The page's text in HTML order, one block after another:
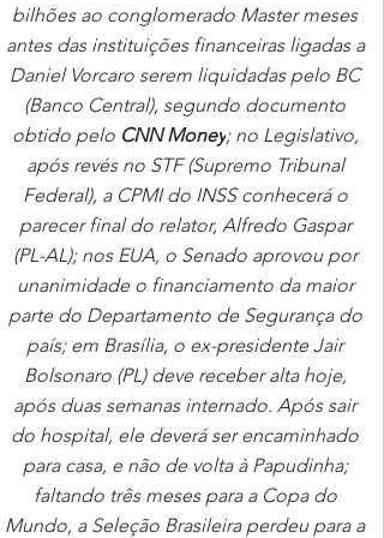
bilhões ao conglomerado Master meses
antes das instituições financeiras ligadas a
Daniel Vorcaro serem liquidadas pelo BC
(Banco Central), segundo documento
obtido pelo CNN Money; no Legislativo,
após revés no STF (Supremo Tribunal
Federal), a CPMI do INSS conhecerá o
parecer final do relator, Alfredo Gaspar
(PL-AL); nos EUA, o Senado aprovou por
unanimidade o financiamento da maior
parte do Departamento de Segurança do
país; em Brasília, o ex-presidente Jair
Bolsonaro (PL) deve receber alta hoje,
após duas semanas internado. Após sair
do hospital, ele deverá ser encaminhado
para casa, e não de volta à Papudinha;
faltando três meses para a Copa do
Mundo, a Seleção Brasileira perdeu para a